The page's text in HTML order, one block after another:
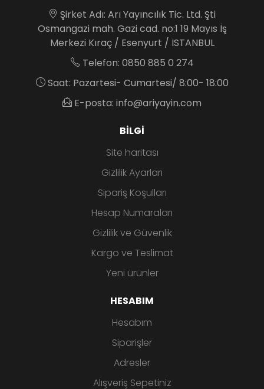
Şirket Adı: Arı Yayıncılık Tic. Ltd. Şti
Osmangazi mah. Gazi cad. no:1 19 Mayıs İş
Merkezi Kıraç / Esenyurt / İSTANBUL
Telefon: 0850 885 0 274
Saat: Pazartesi- Cumartesi/ 8:00- 18:00
E-posta: info@ariyayin.com
BILGI
Site haritası
Gizlilik Ayarları
Sipariş Koşulları
Hesap Numaraları
Gizlilik ve Güvenlik
Kargo ve Teslimat
Yeni ürünler
HESABIM
Hesabım
Siparişler
Adresler
Alışveriş Sepetiniz